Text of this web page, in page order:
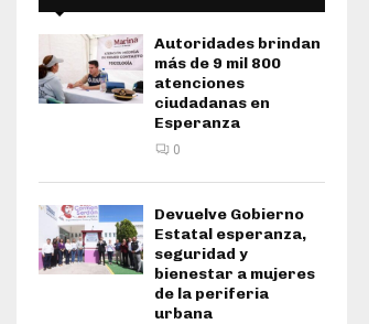
Autoridades brindan
más de 9 mil 800
atenciones
ciudadanas en
Esperanza
0
Devuelve Gobierno
Estatal esperanza,
seguridad y
bienestar a mujeres
de la periferia
urbana